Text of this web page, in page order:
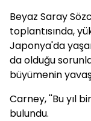
Beyaz Saray
toplantısında,
Japonya'da
da olduğu
büyümenin
Carney, ''Bu yıl
bulundu.